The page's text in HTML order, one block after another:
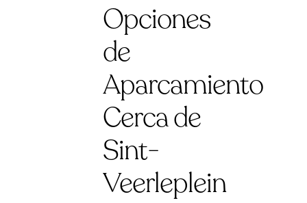
Opciones
de
Aparcamiento
Cerca de
Sint-
Veerleplein